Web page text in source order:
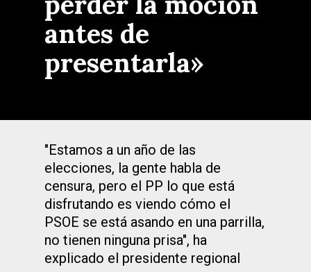
antes de
presentarla»
"Estamos a un año de las
elecciones, la gente habla de
censura, pero el PP lo que está
disfrutando es viendo cómo el
PSOE se está asando en una parrilla,
no tienen ninguna prisa", ha
explicado el presidente regional